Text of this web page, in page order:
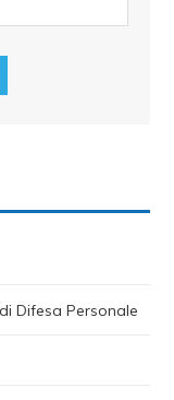
Difesa Personale